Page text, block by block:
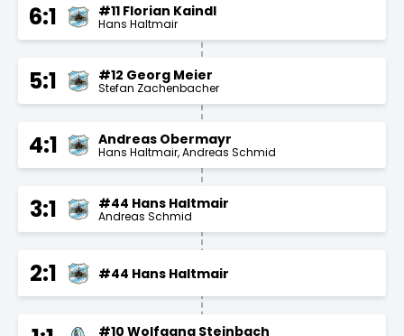
6:1 #11 Florian Kaindl
Hans Haltmair
5:1 #12 Georg Meier
Stefan Zachenbacher
4:1 Andreas Obermayr
Hans Haltmair Andreas Schmid
3:1 #44 Hans Haltmair
Andreas Schmid
2:1 #44 Hans Haltmair
#10 Wolfgang Steinbach